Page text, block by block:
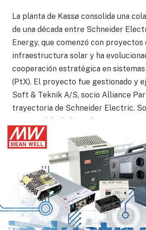
La planta de Kassø consolida una
de una década entre Schneider
Energy, que comenzó con proyectos
infraestructura solar y ha
cooperación estratégica en
(PtX). El proyecto fue gestionado y
Soft & Teknik A/S, socio Alliance
trayectoria de Schneider Electric.
tecnologías de Schneider Electric en
automatización y la gestión
distribución eléctrica, además de
del paquete de software integrado
operaciones de la planta.
“Este no es solo un hito para
un avance para toda la industria